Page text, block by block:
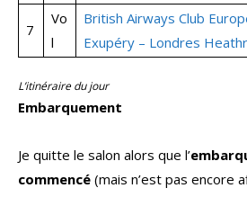
7
Vo
l
British Airways Club
Exupéry – Londres
L’itinéraire du jour
Embarquement
Je quitte le salon alors que l’
commencé (mais n’est pas encore